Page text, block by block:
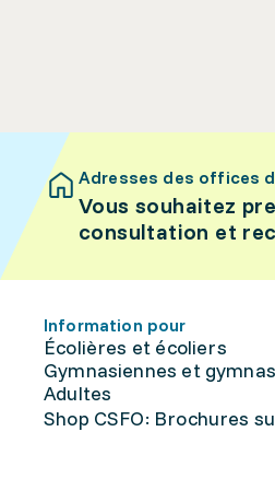
Adresses des offices
Vous souhaitez
consultation et
Information pour
Écolières et écoliers
Gymnasiennes et
Adultes
Shop CSFO: Brochures